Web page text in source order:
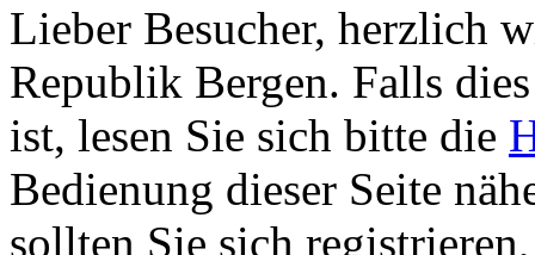
Lieber Besucher, herzlich
Republik Bergen. Falls
ist, lesen Sie sich bitte die
Bedienung dieser Seite
sollten Sie sich